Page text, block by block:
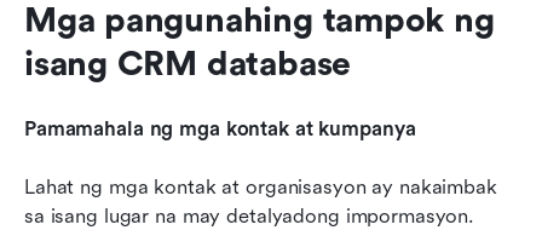
Mga pangunahing tampok ng
isang CRM database
Pamamahala ng mga kontak at kumpanya
Lahat ng mga kontak at organisasyon ay nakaimbak
sa isang lugar na may detalyadong impormasyon.